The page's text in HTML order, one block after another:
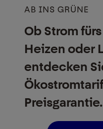
AB INS GRÜNE
Ob Strom
Heizen oder
entdecken
Preisgarantie.